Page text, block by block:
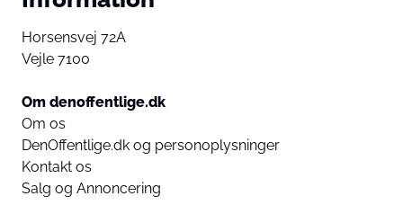
Horsensvej 72A
Vejle 7100
Om denoffentlige.dk
Om os
DenOffentlige.dk og personoplysninger
Kontakt os
Salg og Annoncering